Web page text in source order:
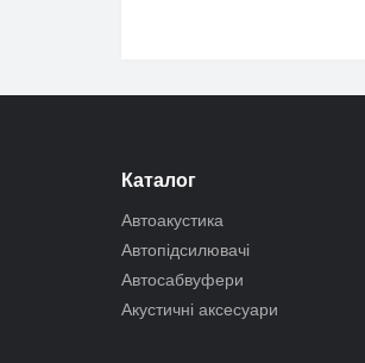
Каталог
Автоакустика
Автопідсилювачі
Автосабвуфери
Акустичні аксесуари